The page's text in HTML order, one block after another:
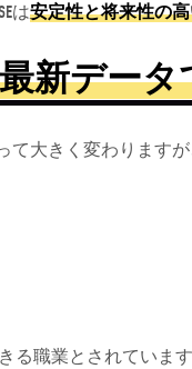
は安定性と将来性の
新データ
て大きく変わります
る職業とされています